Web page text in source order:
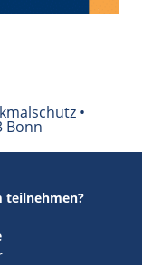
•
Bonn
teilnehmen?